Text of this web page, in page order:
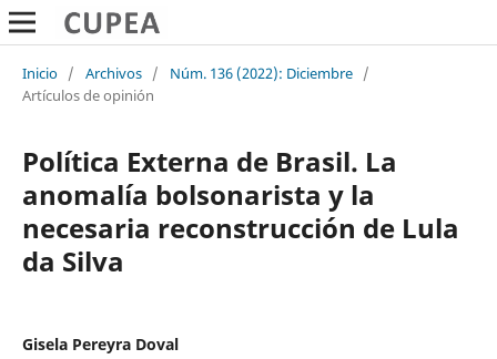
Inicio / Archivos / Núm. 136 (2022): Diciembre /
Artículos de opinión
Política Externa de Brasil. La
anomalía bolsonarista y la
necesaria reconstrucción de Lula
da Silva
Gisela Pereyra Doval